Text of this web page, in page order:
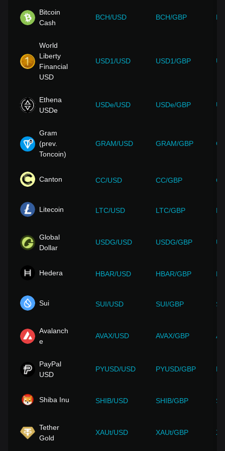
Bitcoin
Cash
BCH/USD BCH/GBP
World
Liberty
Financial
USD
USD1/USD USD1/GBP
Ethena
USDe
USDe/USD USDe/GBP
Gram
(prev.
Toncoin)
GRAM/USD GRAM/GBP
Canton CC/USD CC/GBP
Litecoin LTC/USD LTC/GBP
Global
Dollar
USDG/USD USDG/GBP
Hedera HBAR/USD HBAR/GBP
Sui SUI/USD SUI/GBP
Avalanch
e
AVAX/USD AVAX/GBP
PayPal
USD
PYUSD/USD PYUSD/GBP
Shiba Inu SHIB/USD SHIB/GBP
Tether
Gold
XAUt/USD XAUt/GBP